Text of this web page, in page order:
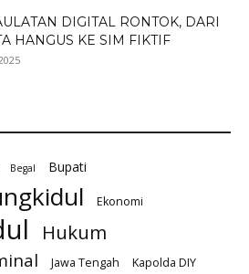
DIGITAL RONTOK, DARI
HANGUS KE SIM FIKTIF
Begal Bupati
Ekonomi
Hukum
Jawa Tengah
Kapolda DIY